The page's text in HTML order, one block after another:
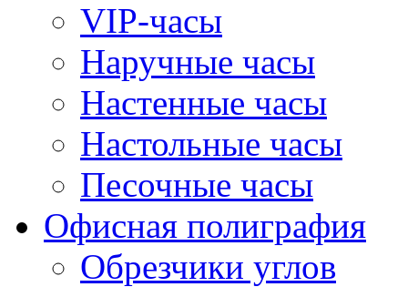
VIP-часы
Наручные часы
Настенные часы
Настольные часы
Песочные часы
Офисная полиграфия
Обрезчики углов